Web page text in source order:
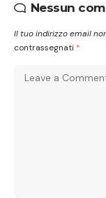
Nessun
Il tuo indirizzo email
contrassegnati *